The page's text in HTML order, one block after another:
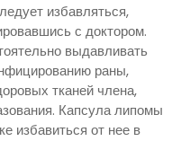
избавляться,
с доктором.
выдавливать
раны,
тканей члена,
Капсула липомы
избавиться от нее в